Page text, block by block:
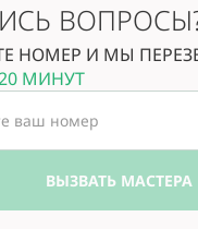
НОМЕР И МЫ
МИНУТ
ВЫЗВАТЬ МАСТЕРА